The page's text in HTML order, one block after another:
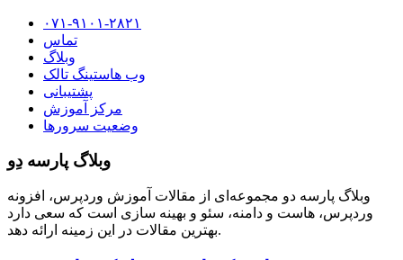
۰۷۱-۹۱۰۱-۲۸۲۱
تماس
وبلاگ
وب هاستینگ تالک
پشتیبانی
مرکز آموزش
وضعیت سرورها
وبلاگ پارسه دِو
وبلاگ پارسه دو مجموعه‌ای از مقالات آموزش وردپرس، افزونه
وردپرس، هاست و دامنه، سئو و بهینه سازی است که سعی دارد
بهترین مقالات در این زمینه ارائه دهد.